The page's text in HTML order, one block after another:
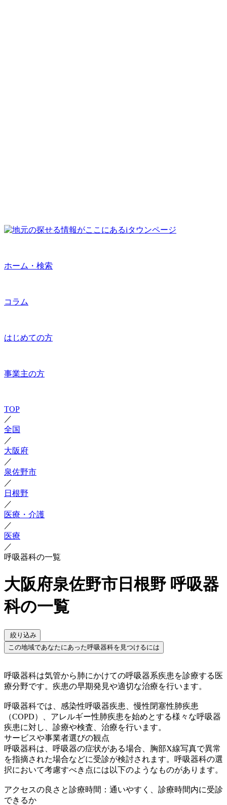
ホーム・検索
コラム
はじめての方
事業主の方
TOP
／
全国
／
大阪府
／
泉佐野市
／
日根野
／
医療・介護
／
医療
／
呼吸器科の一覧
大阪府泉佐野市日根野 呼吸器
科の一覧
絞り込み
この地域であなたにあった呼吸器科を見つけるには
呼吸器科は気管から肺にかけての呼吸器系疾患を診療する医
療分野です。疾患の早期発見や適切な治療を行います。
呼吸器科では、感染性呼吸器疾患、慢性閉塞性肺疾患
（COPD）、アレルギー性肺疾患を始めとする様々な呼吸器
疾患に対し、診療や検査、治療を行います。
サービスや事業者選びの観点
呼吸器科は、呼吸器の症状がある場合、胸部X線写真で異常
を指摘された場合などに受診が検討されます。呼吸器科の選
択において考慮すべき点には以下のようなものがあります。
アクセスの良さと診療時間：通いやすく、診療時間内に受診
できるか